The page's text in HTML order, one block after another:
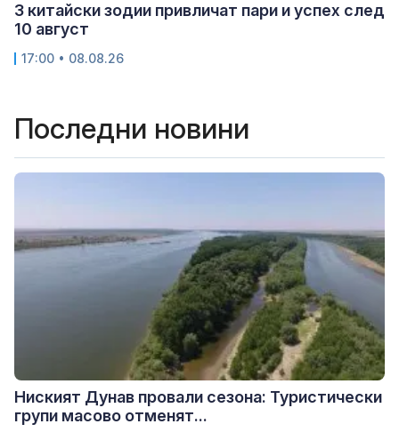
3 китайски зодии привличат пари и успех след
10 август
17:00 • 08.08.26
Последни новини
Ниският Дунав провали сезона: Туристически
групи масово отменят...